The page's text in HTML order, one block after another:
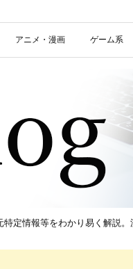
アニメ・漫画 ゲーム系
定情報等をわかり易く解説